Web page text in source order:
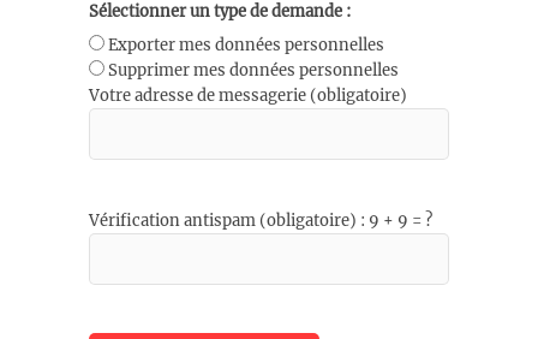
Sélectionner un type de demande :
Exporter mes données personnelles
Supprimer mes données personnelles
Votre adresse de messagerie (obligatoire)
Vérification antispam (obligatoire) : 9 + 9 = ?